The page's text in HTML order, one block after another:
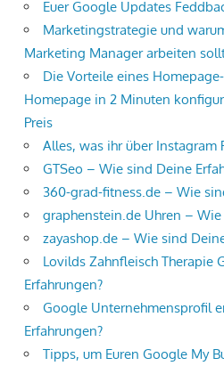
Euer Google Updates
Marketingstrategie und
Marketing Manager arbeiten
Die Vorteile eines
Homepage in 2 Minuten
Preis
Alles, was ihr über Instagram
GTSeo – Wie sind Deine
360-grad-fitness.de – Wie
graphenstein.de Uhren –
zayashop.de – Wie sind
Lovilds Zahnfleisch Therapie
Erfahrungen?
Google Unternehmensprofil
Erfahrungen?
Tipps, um Euren Google My